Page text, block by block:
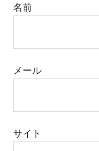
名前
メール
サイト